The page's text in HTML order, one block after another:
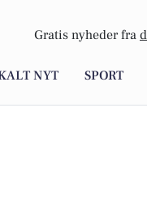
Gratis nyheder fra
NYT SPORT